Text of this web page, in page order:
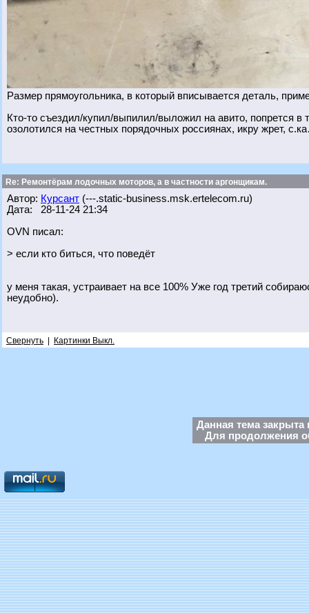
Размер прямоугольника, в который вписывается деталь,
Кто-то съездил/купил/выпилил/выложил на авито, попрется
озолотился на честных порядочных россиянах, икру жрет,
Re: Ремонтёрам лодочных моторов, а в частности аргонщикам.
Автор: Курсант (---.static-business.msk.ertelecom.ru)
Дата: 28-11-24 21:34
OVN писал:
> если кто биться, что поведёт
у меня такая, устраивает на все 100% Уже год третий
неудобно).
Свернуть Картинки Выкл.
Данная тема закрыта
Для продолжения